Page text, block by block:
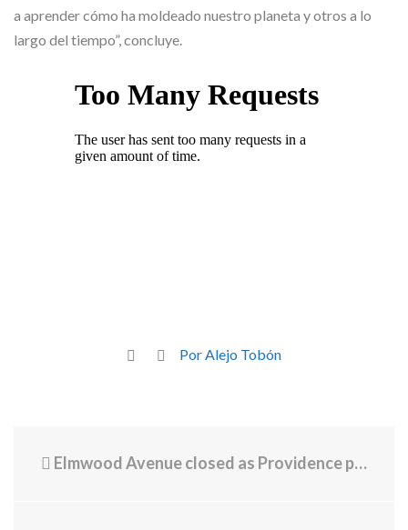
a aprender cómo ha moldeado nuestro planeta y otros a lo
largo del tiempo”, concluye.
Por Alejo Tobón
Elmwood Avenue closed as Providence police investigate